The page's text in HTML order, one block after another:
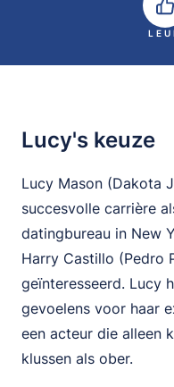
Lucy's keuze
Lucy Mason (Dakota
succesvolle carrière
datingbureau in New
Harry Castillo (Pedro
geïnteresseerd. Lucy
gevoelens voor haar
een acteur die alleen
klussen als ober.